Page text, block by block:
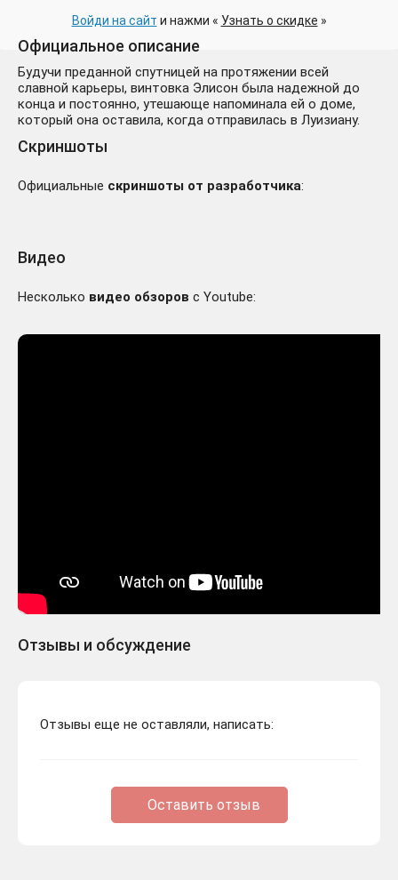
Войди на сайт и нажми « Узнать о скидке »
Официальное описание
Будучи преданной спутницей на протяжении всей
славной карьеры, винтовка Элисон была надежной до
конца и постоянно, утешающе напоминала ей о доме,
который она оставила, когда отправилась в Луизиану.
Скриншоты
Официальные скриншоты от разработчика:
Видео
Несколько видео обзоров с Youtube:
Отзывы и обсуждение
Отзывы еще не оставляли, написать:
Оставить отзыв